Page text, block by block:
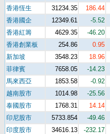
香港恆生
31234.35 186.44
香港國企
12349.61 -5.52
香港紅籌
4629.35 -46.20
香港創業板
254.86 0.95
新加坡
3548.23 18.96
菲律賓
7658.05 -14.23
馬來西亞
1853.58 -0.92
越南股市
1014.98 -25.56
泰國股市
1768.31 14.14
印尼股市
5733.854 -49.46
印度股市
34616.13 -232.17